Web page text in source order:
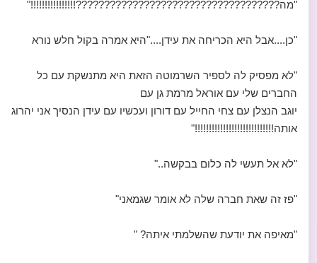
"מה????????????????????????????????????!!!!!!!!!!!!!!!!"
"כן....אבל היא הכריחה את עידן...."היא אמרה בקול חלש נורא
"לא מפסיק לה לספיר השרמוטה הזאת היא מתנשקת עם כל
החברים שלי עם אוראל מרמת גן עם
יוגב הנצלן עם צחי החייל עם דורון ועכשיו עם עידן הנסיך אני יהרוג
אותה!!!!!!!!!!!!!!!!!!!!!!!!!!!!"
"לא אל תעשי לה כלום בבקשה.."
"פז זה שאת חברה שלה לא אומר שגמאני"
"מאיפה את יודעת שהשלמתי איתה? "